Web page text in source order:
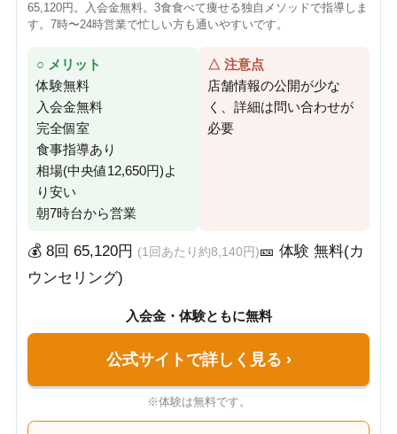
65,120円。入会金無料。3食食べて痩せる独自メソッドで指導しま
す。7時〜24時営業で忙しい方も通いやすいです。
○ メリット
体験無料
入会金無料
完全個室
食事指導あり
相場(中央値12,650円)よ
り安い
朝7時台から営業
△ 注意点
店舗情報の公開が少な
く、詳細は問い合わせが
必要
💰 8回 65,120円 (1回あたり約8,140円)🎫 体験 無料(カ
ウンセリング)
入会金・体験ともに無料
公式サイトで詳しく見る ›
※体験は無料です。